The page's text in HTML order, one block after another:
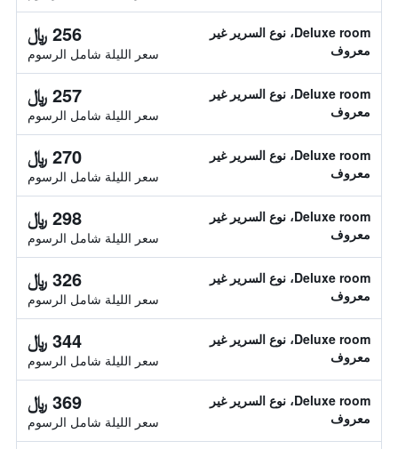
Deluxe room، نوع السرير غير
معروف
256 ﷼
سعر الليلة شامل الرسوم
Deluxe room، نوع السرير غير
معروف
257 ﷼
سعر الليلة شامل الرسوم
Deluxe room، نوع السرير غير
معروف
270 ﷼
سعر الليلة شامل الرسوم
Deluxe room، نوع السرير غير
معروف
298 ﷼
سعر الليلة شامل الرسوم
Deluxe room، نوع السرير غير
معروف
326 ﷼
سعر الليلة شامل الرسوم
Deluxe room، نوع السرير غير
معروف
344 ﷼
سعر الليلة شامل الرسوم
Deluxe room، نوع السرير غير
معروف
369 ﷼
سعر الليلة شامل الرسوم